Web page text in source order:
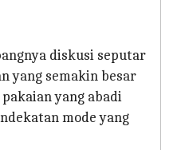
diskusi seputar
yang semakin besar
yang abadi
mode yang